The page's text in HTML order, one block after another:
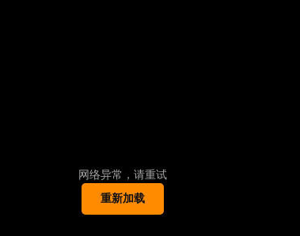
网络异常，请重试
重新加载